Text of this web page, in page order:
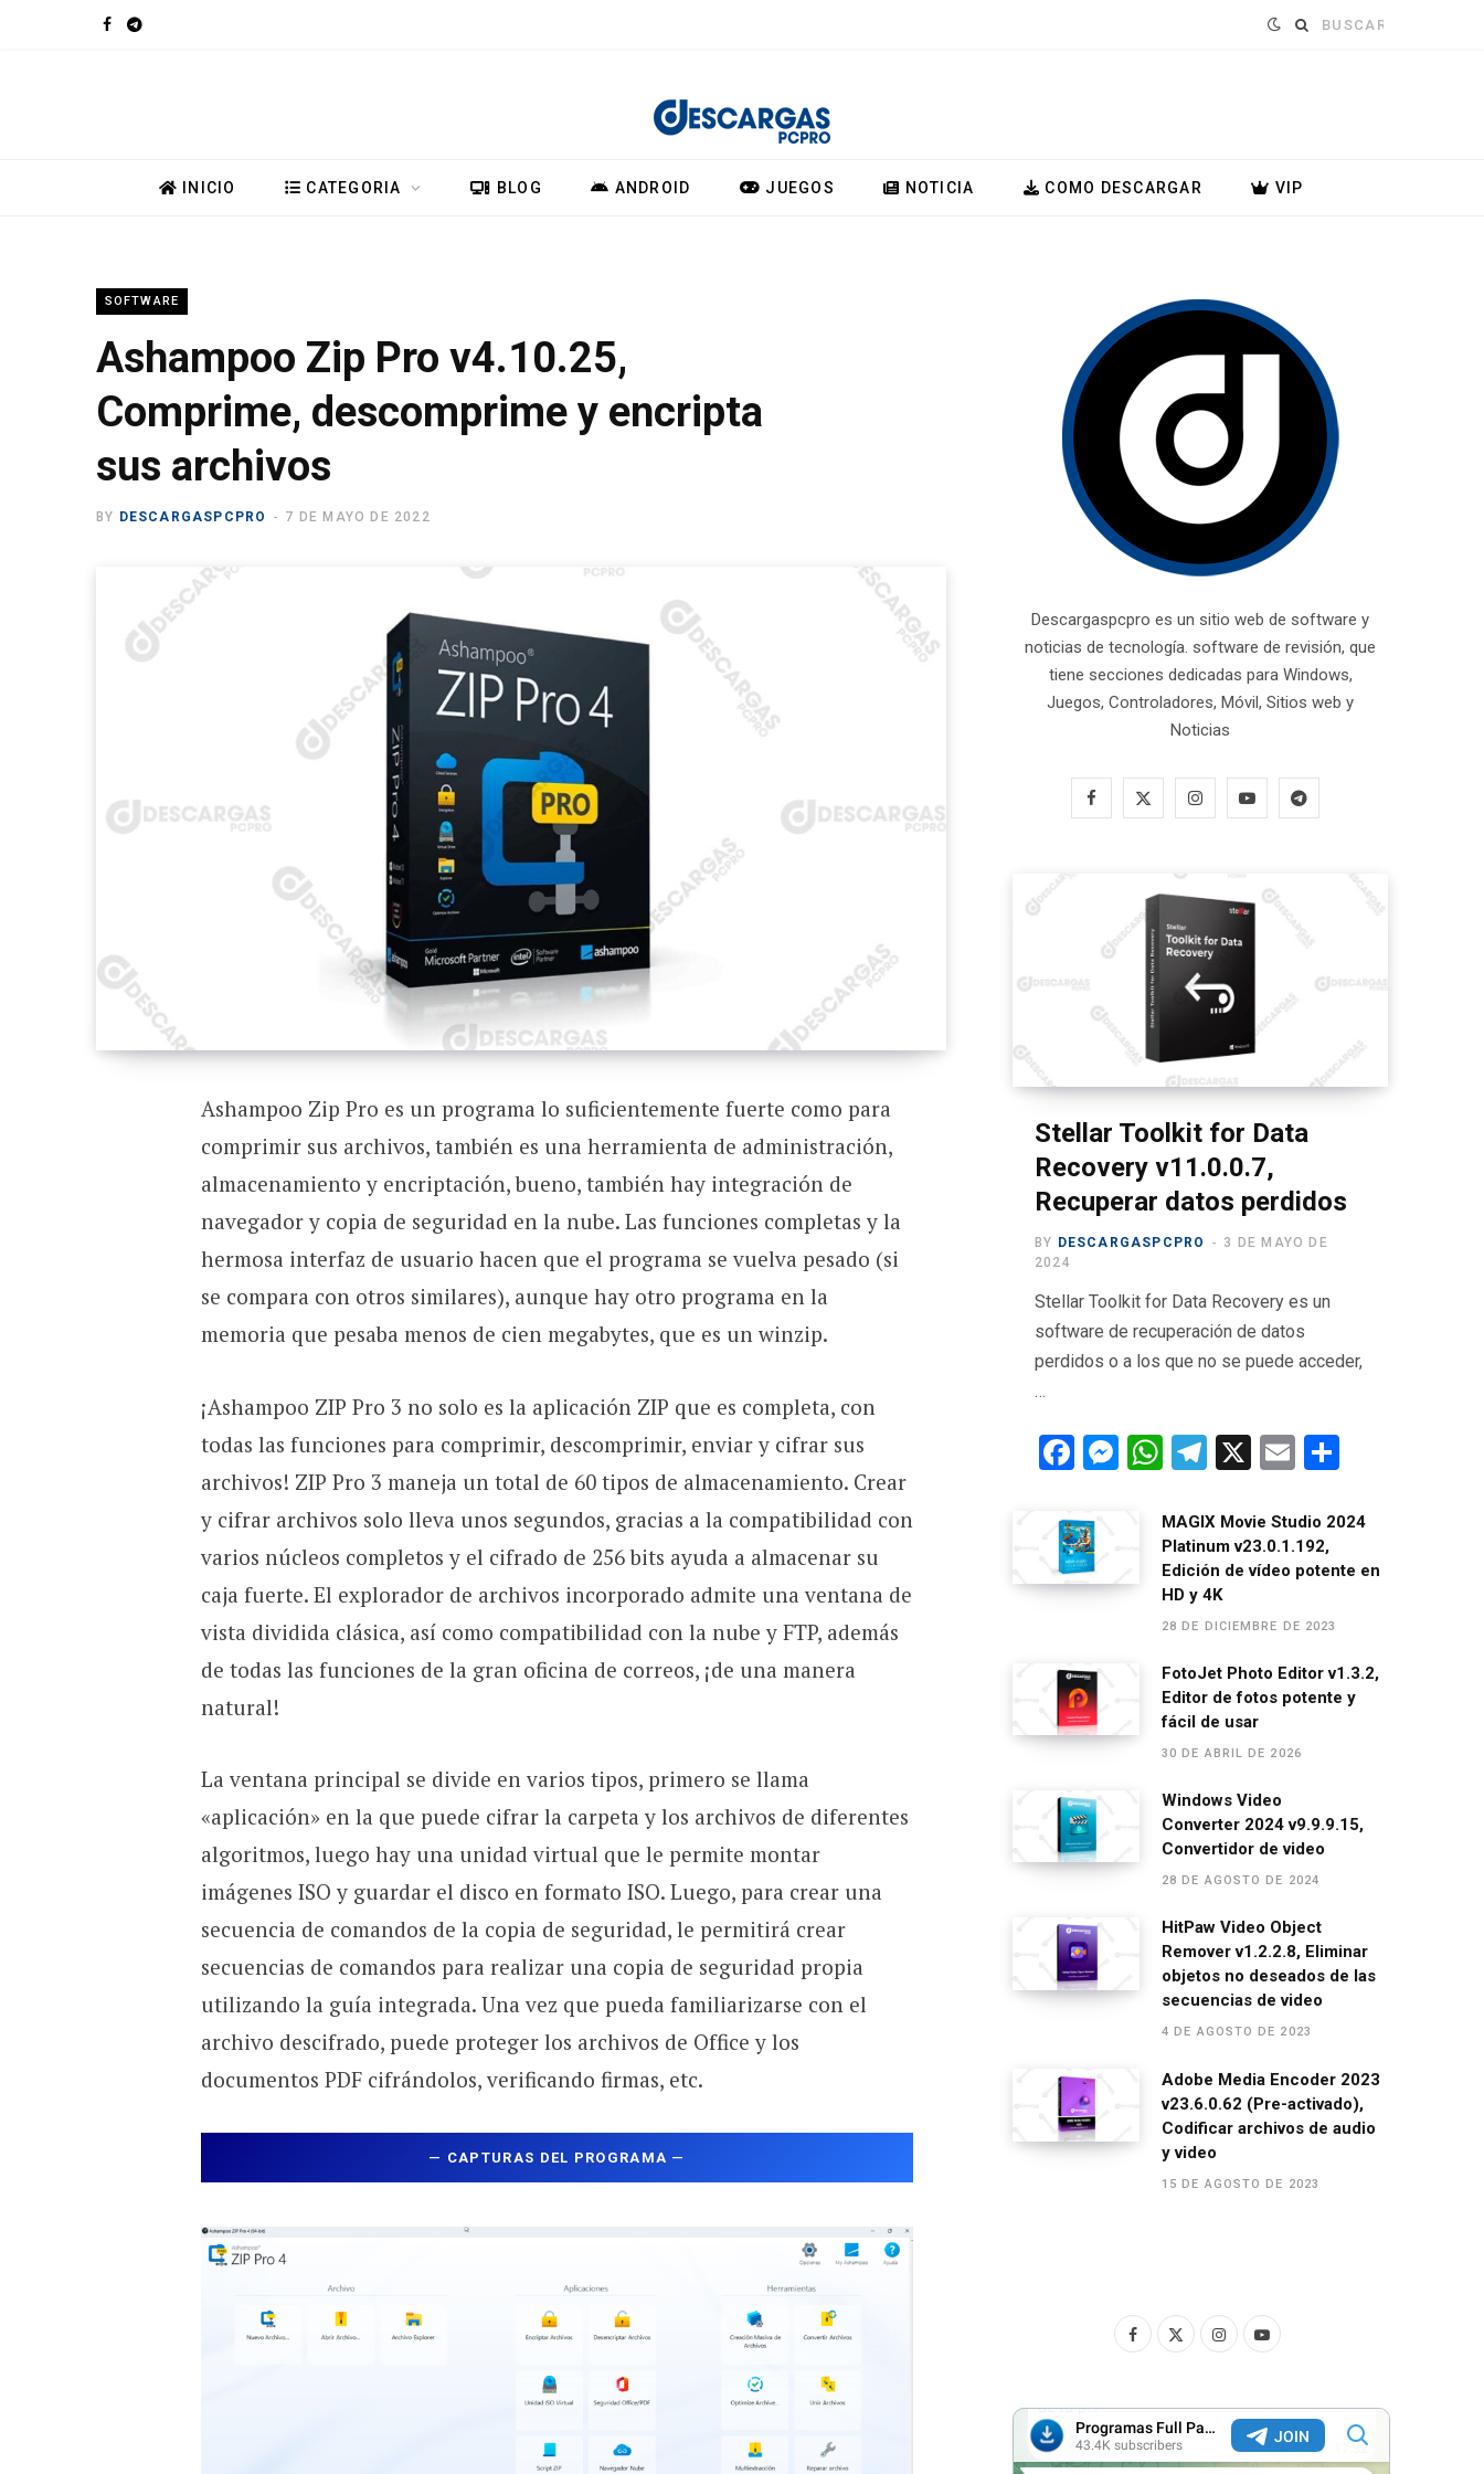
F
o
k
T
a
m
Buscar:
INICIO CATEGORIA BLOG ANDROID JUEGOS NOTICIA COMO DESCARGAR VIP
SOFTWARE
Ashampoo Zip Pro v4.10.25,
Comprime, descomprime y encripta
sus archivos
BY DESCARGASPCPRO 7 DE MAYO DE 2022
Ashampoo Zip Pro es un programa lo suficientemente fuerte como para
comprimir sus archivos, también es una herramienta de administración,
almacenamiento y encriptación, bueno, también hay integración de
navegador y copia de seguridad en la nube. Las funciones completas y la
hermosa interfaz de usuario hacen que el programa se vuelva pesado (si
se compara con otros similares), aunque hay otro programa en la
memoria que pesaba menos de cien megabytes, que es un winzip.
¡Ashampoo ZIP Pro 3 no solo es la aplicación ZIP que es completa, con
todas las funciones para comprimir, descomprimir, enviar y cifrar sus
archivos! ZIP Pro 3 maneja un total de 60 tipos de almacenamiento. Crear
y cifrar archivos solo lleva unos segundos, gracias a la compatibilidad con
varios núcleos completos y el cifrado de 256 bits ayuda a almacenar su
caja fuerte. El explorador de archivos incorporado admite una ventana de
vista dividida clásica, así como compatibilidad con la nube y FTP, además
de todas las funciones de la gran oficina de correos, ¡de una manera
natural!
La ventana principal se divide en varios tipos, primero se llama
«aplicación» en la que puede cifrar la carpeta y los archivos de diferentes
algoritmos, luego hay una unidad virtual que le permite montar
imágenes ISO y guardar el disco en formato ISO. Luego, para crear una
secuencia de comandos de la copia de seguridad, le permitirá crear
secuencias de comandos para realizar una copia de seguridad propia
utilizando la guía integrada. Una vez que pueda familiarizarse con el
archivo descifrado, puede proteger los archivos de Office y los
documentos PDF cifrándolos, verificando firmas, etc.
— CAPTURAS DEL PROGRAMA —
Descargaspcpro es un sitio web de software y
noticias de tecnología. software de revisión, que
tiene secciones dedicadas para Windows,
Juegos, Controladores, Móvil, Sitios web y
Noticias
F
b
o
k
i
t
e
r
)
I
a
g
a
m
Y T
m
Stellar Toolkit for Data
Recovery v11.0.0.7,
Recuperar datos perdidos
BY DESCARGASPCPRO
3 DE MAYO DE
2024
Stellar Toolkit for Data Recovery es un
software de recuperación de datos
perdidos o a los que no se puede acceder,
…
F
ce
b
o
k
M
g
W
at
s
A
p
p
T
e
gr
a
m
X
E
ail m
p
MAGIX Movie Studio 2024
Platinum v23.0.1.192,
Edición de vídeo potente en
HD y 4K
28 DE DICIEMBRE DE 2023
FotoJet Photo Editor v1.3.2,
Editor de fotos potente y
fácil de usar
30 DE ABRIL DE 2026
Windows Video
Converter 2024 v9.9.9.15,
Convertidor de video
28 DE AGOSTO DE 2024
HitPaw Video Object
Remover v1.2.2.8, Eliminar
objetos no deseados de las
secuencias de video
4 DE AGOSTO DE 2023
Adobe Media Encoder 2023
v23.6.0.62 (Pre-activado),
Codificar archivos de audio
y video
15 DE AGOSTO DE 2023
F
c
e
T
I
s
Y
u
T